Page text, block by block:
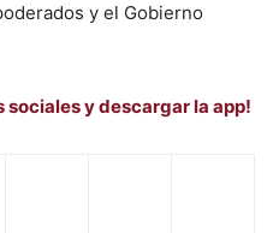
y el Gobierno
sociales y descargar la app!